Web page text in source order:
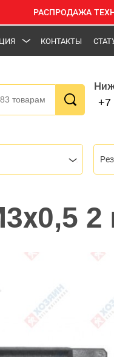
РАСПРОДАЖА
КОНТАКТЫ
+7
2